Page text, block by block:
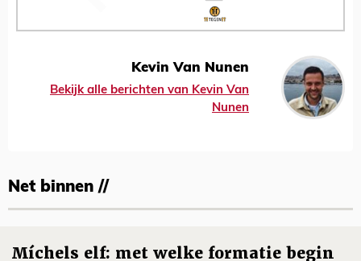
Kevin Van Nunen
Bekijk alle berichten van Kevin Van
Nunen
Net binnen //
Míchels elf: met welke formatie begin